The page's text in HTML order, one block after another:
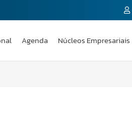
Agenda Núcleos Empresariais